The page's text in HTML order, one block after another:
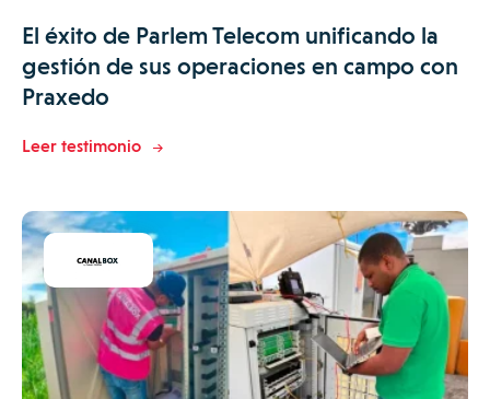
El éxito de Parlem Telecom unificando la
gestión de sus operaciones en campo con
Praxedo
Leer testimonio